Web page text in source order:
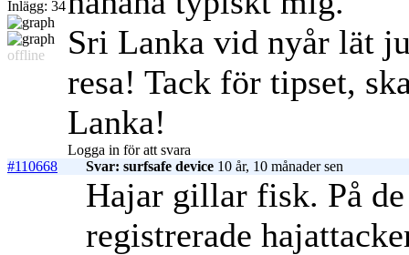
Inlägg: 34
offline
Sri Lanka vid nyår lät
resa! Tack för tipset,
Lanka!
Logga in för att svara
#110668
Svar: surfsafe device 10 år, 10 månader sen
Hajar gillar fisk. På
registrerade